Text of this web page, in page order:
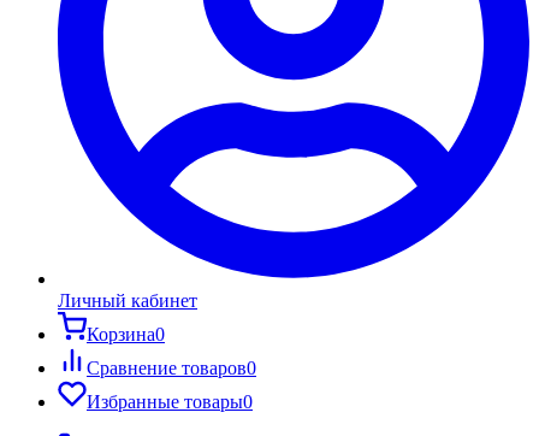
Личный кабинет
Корзина0
Сравнение товаров0
Избранные товары0